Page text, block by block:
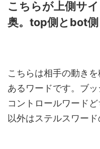
こちらが上側サ
奥。top側とbot側
こちらは相手の動き
あるワードです。ブ
コントロールワード
以外はステルスワード